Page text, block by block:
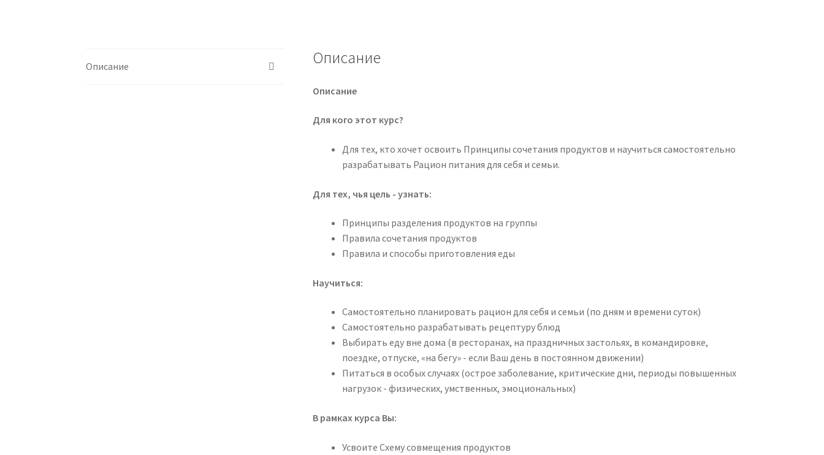
Описание Описание
Описание
Для кого этот курс?
Для тех, кто хочет освоить Принципы сочетания продуктов и научиться самостоятельно
разрабатывать Рацион питания для себя и семьи.
Для тех, чья цель - узнать:
Принципы разделения продуктов на группы
Правила сочетания продуктов
Правила и способы приготовления еды
Научиться:
Самостоятельно планировать рацион для себя и семьи (по дням и времени суток)
Самостоятельно разрабатывать рецептуру блюд
Выбирать еду вне дома (в ресторанах, на праздничных застольях, в командировке,
поездке, отпуске, «на бегу» - если Ваш день в постоянном движении)
Питаться в особых случаях (острое заболевание, критические дни, периоды повышенных
нагрузок - физических, умственных, эмоциональных)
В рамках курса Вы:
Усвоите Схему совмещения продуктов